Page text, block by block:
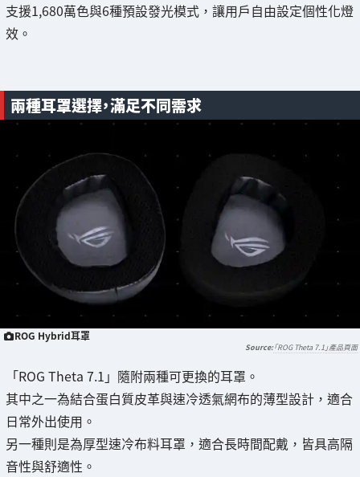
支援1,680萬色與6種預設發光模式，讓用戶自由設定個性化燈
效。
兩種耳罩選擇，滿足不同需求
ROG Hybrid耳罩
「ROG Theta 7.1」產品頁面
「ROG Theta 7.1」隨附兩種可更換的耳罩。
其中之一為結合蛋白質皮革與速冷透氣網布的薄型設計，適合
日常外出使用。
另一種則是為厚型速冷布料耳罩，適合長時間配戴，皆具高隔
音性與舒適性。